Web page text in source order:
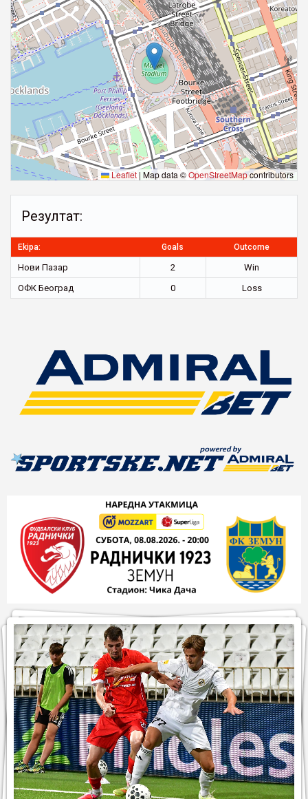
Leaflet | Map data ©OpenStreetMapcontributors
Резултат:
Ekipa: Goals Outcome
Нови Пазар 2
Win
ОФК Београд
0 Loss